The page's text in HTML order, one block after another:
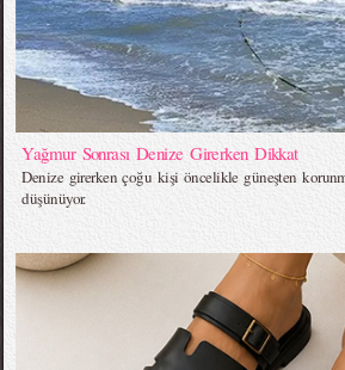
Yağmur Sonrası Denize Girerken Dikkat
Denize girerken çoğu kişi öncelikle güneşten
düşünüyor.